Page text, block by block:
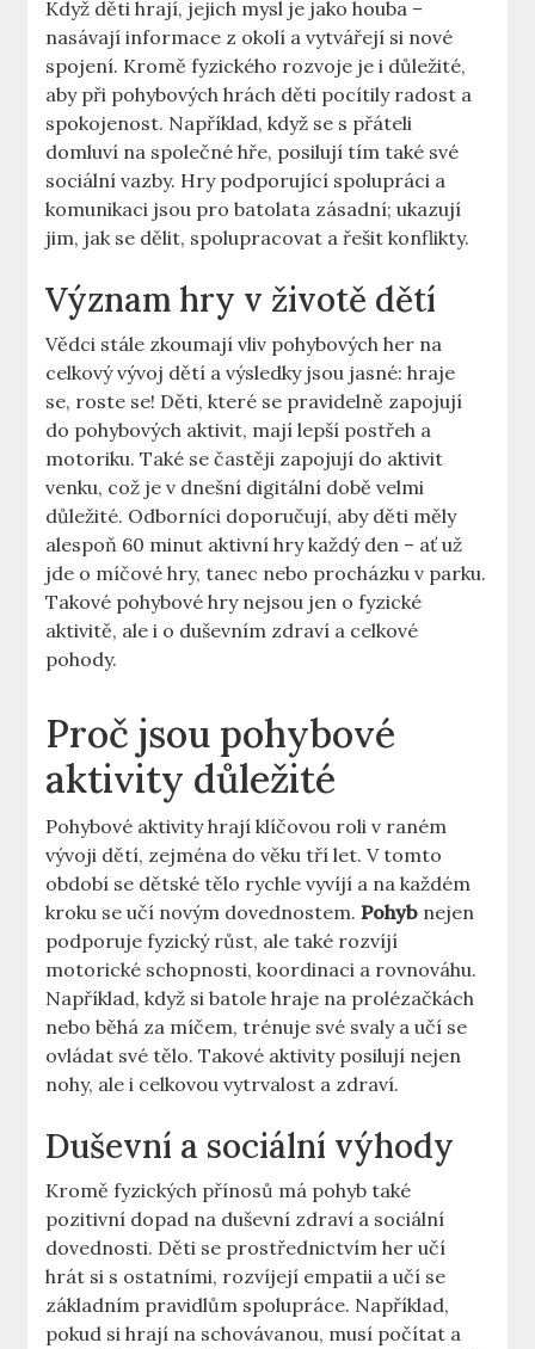
Když děti hrají, jejich‌ mysl je jako houba –
nasávají​ informace ⁢z⁣ okolí a vytvářejí si nové
spojení. Kromě fyzického rozvoje je​ i důležité,
aby⁣ při pohybových hrách děti pocítily radost a
‌spokojenost. Například,⁣ když se​ s ⁢přáteli
domluví na⁤ společné hře, posilují tím také​ své
⁣sociální vazby. Hry⁤ podporující spolupráci⁣ a
komunikaci jsou pro‌ batolata zásadní; ukazují
jim, jak se dělit, ​spolupracovat a řešit ‍konflikty.
Význam hry ⁢v životě dětí
Vědci ‌stále⁣ zkoumají⁤ vliv pohybových her na
‍celkový vývoj dětí ⁤a výsledky ⁣jsou jasné: hraje
se, roste se! Děti, které⁢ se pravidelně zapojují
do pohybových aktivit, mají lepší postřeh a
motoriku. Také⁣ se⁢ častěji zapojují ‍do aktivit
venku, což‍ je v ‍dnešní digitální době velmi
důležité. ‌Odborníci doporučují, aby děti​ měly⁣
alespoň 60 ‌minut aktivní ‌hry⁣ každý ​den – ať už
jde o ⁢míčové hry, tanec ⁤nebo procházku v parku.
Takové pohybové hry nejsou ⁢jen o‌ fyzické
⁤aktivitě,‍ ale i o duševním zdraví a celkové
pohody.
Proč jsou pohybové
aktivity důležité
Pohybové aktivity hrají klíčovou​ roli ‍v‌ raném
vývoji dětí, zejména⁢ do věku tří let. V⁤ tomto
období‍ se dětské‍ tělo rychle vyvíjí a ⁤na ⁢každém
kroku se učí novým dovednostem.Pohyb nejen
podporuje⁤ fyzický růst, ale také rozvíjí
motorické ⁢schopnosti, koordinaci a rovnováhu.
Například, když si batole hraje ⁤na⁢ prolézačkách‌
nebo běhá za​ míčem, trénuje své svaly ⁣a učí se
ovládat své tělo. Takové aktivity posilují nejen
nohy, ale ⁢i celkovou ​vytrvalost a⁤ zdraví.
Duševní a sociální výhody
Kromě fyzických ⁣přínosů má pohyb také
pozitivní dopad na duševní ⁤zdraví a sociální
⁢dovednosti. Děti se prostřednictvím​ her učí
hrát‌ si s ⁢ostatními,‍ rozvíjejí empatii ⁤a​ učí se
⁤základním pravidlům spolupráce. Například,
pokud‌ si hrají ⁢na‍ schovávanou, musí počítat‍ a